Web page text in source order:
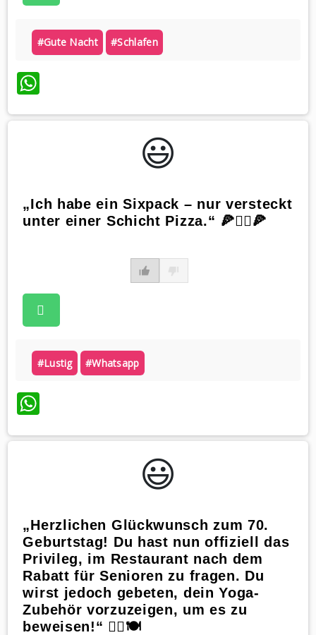
#gute Nacht #schlafen
WhatsApp
😃️
„Ich habe ein Sixpack – nur versteckt
unter einer Schicht Pizza.“ 🍕🤷‍♀️🍕
#lustig #whatsapp
WhatsApp
😃️
„Herzlichen Glückwunsch zum 70.
Geburtstag! Du hast nun offiziell das
Privileg, im Restaurant nach dem
Rabatt für Senioren zu fragen. Du
wirst jedoch gebeten, dein Yoga-
Zubehör vorzuzeigen, um es zu
beweisen!“ 🧘‍♀️🍽️